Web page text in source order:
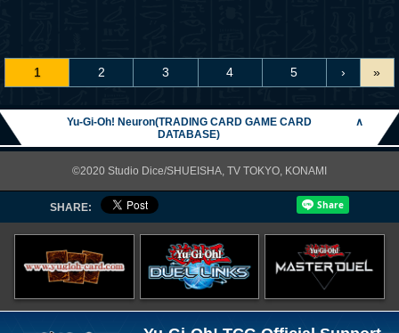
1 2 3 4 5 › »
Yu-Gi-Oh! Neuron(TRADING CARD GAME CARD
DATABASE)
∧
©2020 Studio Dice/SHUEISHA, TV TOKYO, KONAMI
SHARE: